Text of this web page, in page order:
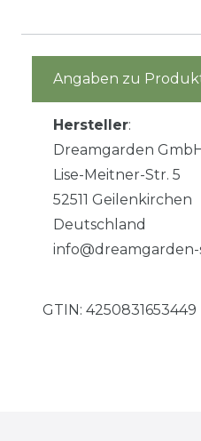
Angaben zu
Hersteller:
Dreamgarden GmbH
Lise-Meitner-Str. 5
52511 Geilenkirchen
Deutschland
info@dreamgarden-
GTIN: 4250831653449